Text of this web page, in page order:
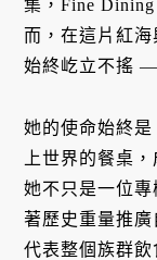
集，Fine
而，在這片紅
始終屹立不搖
她的使命始終是
上世界的餐桌
她不只是一位
著歷史重量推
代表整個族群飲